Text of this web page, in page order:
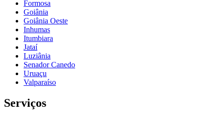
Formosa
Goiânia
Goiânia Oeste
Inhumas
Itumbiara
Jataí
Luziânia
Senador Canedo
Uruaçu
Valparaíso
Serviços